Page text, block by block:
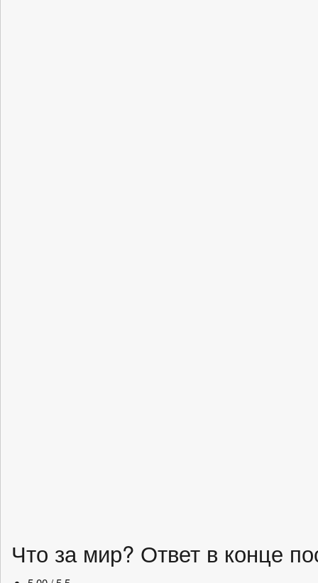
Что за мир? Ответ в конце